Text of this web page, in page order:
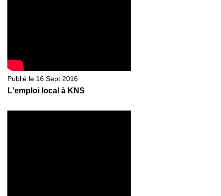
Publié le 16 Sept 2016
L'emploi local à KNS